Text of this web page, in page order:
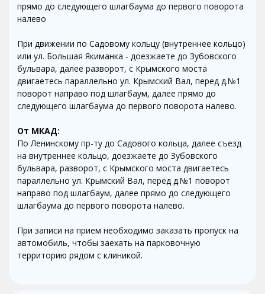
прямо до следующего шлагбаума до первого поворота
налево
При движении по Садовому кольцу (внутреннее кольцо)
или ул. Большая Якиманка - доезжаете до Зубовского
бульвара, далее разворот, с Крымского моста
двигаетесь параллельно ул. Крымский Вал, перед д.№1
поворот направо под шлагбаум, далее прямо до
следующего шлагбаума до первого поворота налево.
От МКАД:
По Ленинскому пр-ту до Садового кольца, далее съезд
на внутреннее кольцо, доезжаете до Зубовского
бульвара, разворот, с Крымского моста двигаетесь
параллельно ул. Крымский Вал, перед д.№1 поворот
направо под шлагбаум, далее прямо до следующего
шлагбаума до первого поворота налево.
При записи на прием необходимо заказать пропуск на
автомобиль, чтобы заехать на парковочную
территорию рядом с клиникой.